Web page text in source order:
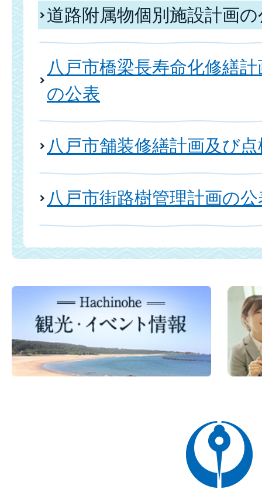
道路附属物個別施設計画
八戸市橋梁長寿命化修繕
の公表
八戸市舗装修繕計画及び
八戸市街路樹管理計画の
八
戸